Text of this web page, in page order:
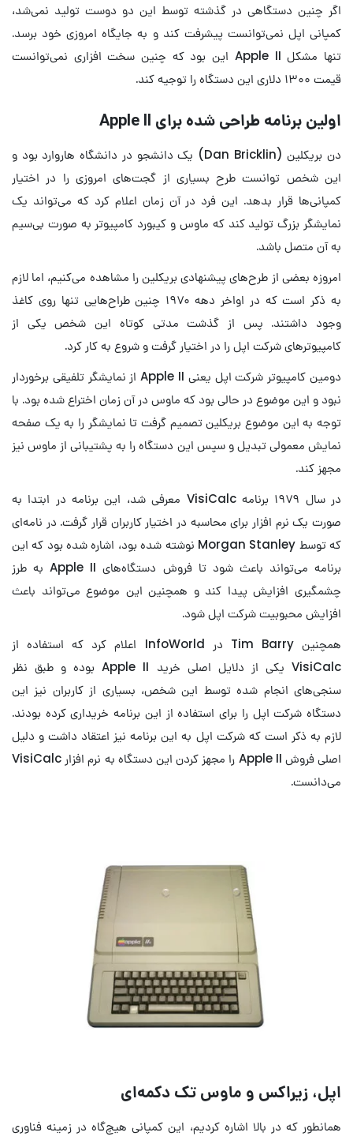
اگر چنین دستگاهی در گذشته توسط این دو دوست تولید نمی‌شد،
کمپانی اپل نمی‌توانست پیشرفت کند و به جایگاه امروزی خود برسد.
تنها مشکل Apple II این بود که چنین سخت افزاری نمی‌توانست
قیمت ۱۳۰۰ دلاری این دستگاه را توجیه کند.
اولین برنامه طراحی شده برای Apple II
دن بریکلین (Dan Bricklin) یک دانشجو در دانشگاه هاروارد بود و
این شخص توانست طرح بسیاری از گجت‌های امروزی را در اختیار
کمپانی‌ها قرار بدهد. این فرد در آن زمان اعلام کرد که می‌تواند یک
نمایشگر بزرگ تولید کند که ماوس و کیبورد کامپیوتر به صورت بی‌سیم
به آن متصل باشد.
امروزه بعضی از طرح‌های پیشنهادی بریکلین را مشاهده می‌کنیم، اما لازم
به ذکر است که در اواخر دهه ۱۹۷۰ چنین طراح‌هایی تنها روی کاغذ
وجود داشتند. پس از گذشت مدتی کوتاه این شخص یکی از
کامپیوترهای شرکت اپل را در اختیار گرفت و شروع به کار کرد.
دومین کامپیوتر شرکت اپل یعنی Apple II از نمایشگر تلفیقی برخوردار
نبود و این موضوع در حالی بود که ماوس در آن زمان اختراع شده بود. با
توجه به این موضوع بریکلین تصمیم گرفت تا نمایشگر را به یک صفحه
نمایش معمولی تبدیل و سپس این دستگاه را به پشتیبانی از ماوس نیز
مجهز کند.
در سال ۱۹۷۹ برنامه VisiCalc معرفی شد، این برنامه در ابتدا به
صورت یک نرم افزار برای محاسبه در اختیار کاربران قرار گرفت. در نامه‌ای
که توسط Morgan Stanley نوشته شده بود، اشاره شده بود که این
برنامه می‌تواند باعث شود تا فروش دستگاه‌های Apple II به طرز
چشمگیری افزایش پیدا کند و همچنین این موضوع می‌تواند باعث
افزایش محبوبیت شرکت اپل شود.
همچنین Tim Barry در InfoWorld اعلام کرد که استفاده از
VisiCalc یکی از دلایل اصلی خرید Apple II بوده و طبق نظر
سنجی‌های انجام شده توسط این شخص، بسیاری از کاربران نیز این
دستگاه شرکت اپل را برای استفاده از این برنامه خریداری کرده بودند.
لازم به ذکر است که شرکت اپل به این برنامه نیز اعتقاد داشت و دلیل
اصلی فروش Apple II را مجهز کردن ‌این دستگاه به نرم افزار VisiCalc
می‌دانست.
اپل، زیراکس و ماوس تک دکمه‌ای
همانطور که در بالا اشاره کردیم، این کمپانی هیچ‌گاه در زمینه فناوری